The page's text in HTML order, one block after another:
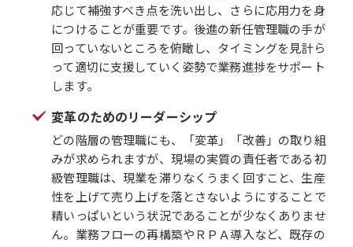
応じて補強すべき点を洗い出し、さらに応用力を身
につけることが重要です。後進の新任管理職の手が
回っていないところを俯瞰し、タイミングを見計ら
って適切に支援していく姿勢で業務進捗をサポート
します。
変革のためのリーダーシップ
どの階層の管理職にも、「変革」「改善」の取り組
みが求められますが、現場の実質の責任者である初
級管理職は、現業を滞りなくうまく回すこと、生産
性を上げて売り上げを落とさないようにすることで
精いっぱいという状況であることが少なくありませ
ん。業務フローの再構築やＲＰＡ導入など、既存の